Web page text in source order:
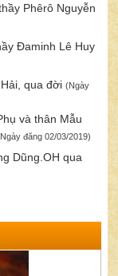
Phêrô Nguyễn
Đaminh Lê Huy
Hải, qua đời(Ngày
và thân Mẫu
đăng 02/03/2019)
Dũng.OH qua